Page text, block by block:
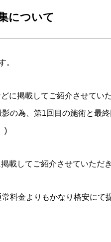
について
。
に掲載してご紹介させてい
の為、第1回目の施術と最
)
載してご紹介させていただき
料金よりもかなり格安にて